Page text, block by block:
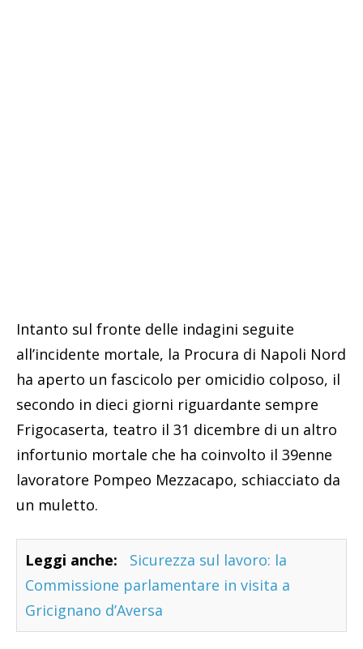
Intanto sul fronte delle indagini seguite
all’incidente mortale, la Procura di Napoli Nord
ha aperto un fascicolo per omicidio colposo, il
secondo in dieci giorni riguardante sempre
Frigocaserta, teatro il 31 dicembre di un altro
infortunio mortale che ha coinvolto il 39enne
lavoratore Pompeo Mezzacapo, schiacciato da
un muletto.
Leggi anche:
Sicurezza sul lavoro: la
Commissione parlamentare in visita a
Gricignano d’Aversa